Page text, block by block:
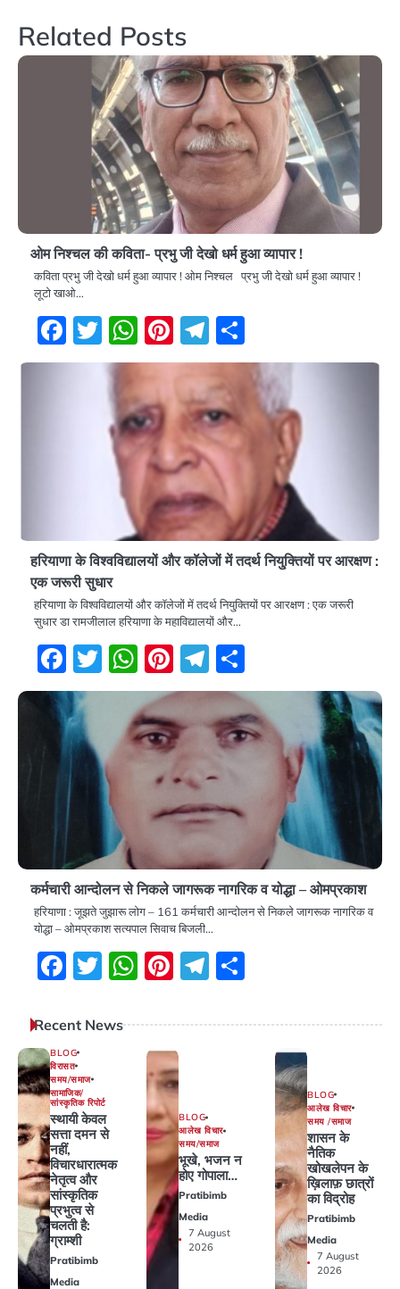
Related Posts
ओम निश्चल की कविता- प्रभु जी देखो धर्म हुआ व्यापार !
कविता प्रभु जी देखो धर्म हुआ व्यापार ! ओम निश्चल प्रभु जी देखो धर्म हुआ व्यापार !
लूटो खाओ…
Facebook
Twitter
WhatsApp
Pinterest
Telegram
हरियाणा के विश्वविद्यालयों और कॉलेजों में तदर्थ नियु्क्तियों पर आरक्षण :
एक जरूरी सुधार
हरियाणा के विश्वविद्यालयों और कॉलेजों में तदर्थ नियु्क्तियों पर आरक्षण : एक जरूरी
सुधार डा रामजीलाल हरियाणा के महाविद्यालयों और…
Facebook
Twitter
WhatsApp
Pinterest
Telegram
कर्मचारी आन्दोलन से निकले जागरूक नागरिक व योद्धा – ओमप्रकाश
हरियाणा : जूझते जुझारू लोग – 161 कर्मचारी आन्दोलन से निकले जागरूक नागरिक व
योद्धा – ओमप्रकाश सत्यपाल सिवाच बिजली…
Facebook
Twitter
WhatsApp
Pinterest
Telegram
Recent News
BLOG
विरासत
समय/समाज
सामाजिक/
सांस्कृतिक रिपोर्ट
स्थायी केवल
सत्ता दमन से
नहीं,
विचारधारात्मक
नेतृत्व और
सांस्कृतिक
प्रभुत्व से
चलती है:
ग्राम्शी
Pratibimb
Media
BLOG
आलेख विचार
समय/समाज
भूखे, भजन न
होए गोपाला…
Pratibimb
Media
7 August
2026
BLOG
आलेख विचार
समय /समाज
शासन के
नैतिक
खोखलेपन के
ख़िलाफ़ छात्रों
का विद्रोह
Pratibimb
Media
7 August
2026